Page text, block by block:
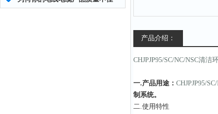
产品介绍：
CHJPJP95/SC/NC/NSC清洁
一.产品用途： CHJPJP95/
制系统。
二.使用特性